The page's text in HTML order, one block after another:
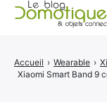
Accueil › Wearable ›
Xiaomi Smart Band 9
Catégories